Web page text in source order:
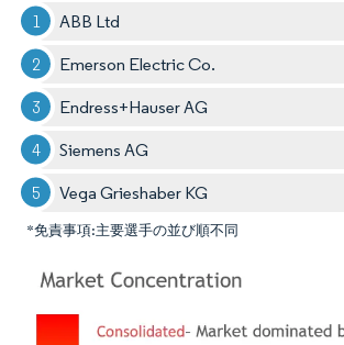
ABB Ltd
Emerson Electric Co.
Endress+Hauser AG
Siemens AG
Vega Grieshaber KG
*免責事項:主要選手の並び順不同